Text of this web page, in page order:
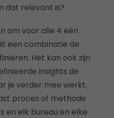
dat relevant is?
om voor alle 4 één
een combinatie de
Het kan ook zijn
insights de
je verder mee werkt.
proces of methode
en elk bureau en elke